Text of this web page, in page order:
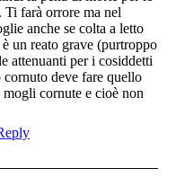
Ti farà orrore ma nel
anche se colta a letto
un reato grave (purtroppo
attenuanti per i cosiddetti
deve fare quello
cornute e cioè non